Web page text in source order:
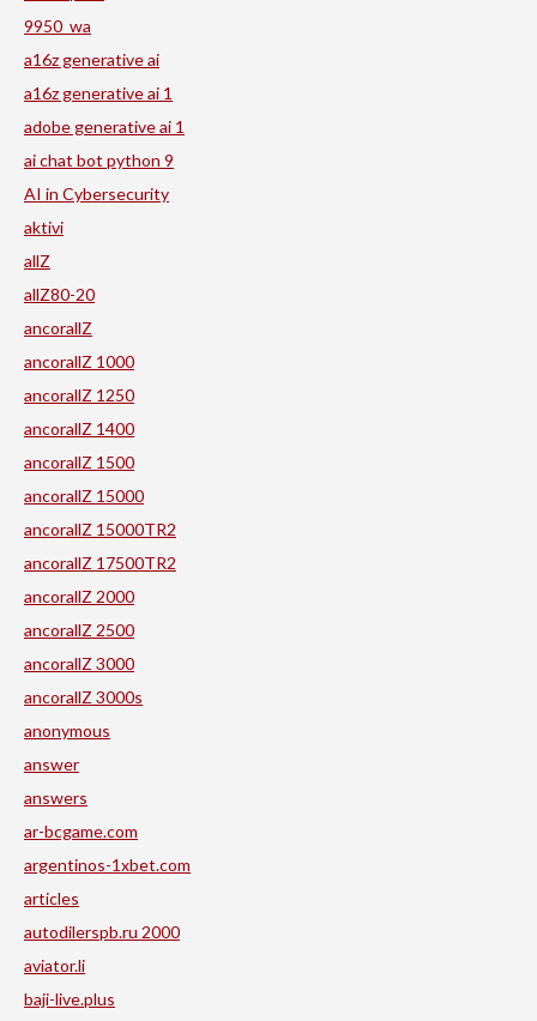
9950_wa
a16z generative ai
a16z generative ai 1
adobe generative ai 1
ai chat bot python 9
AI in Cybersecurity
aktivi
allZ
allZ80-20
ancorallZ
ancorallZ 1000
ancorallZ 1250
ancorallZ 1400
ancorallZ 1500
ancorallZ 15000
ancorallZ 15000TR2
ancorallZ 17500TR2
ancorallZ 2000
ancorallZ 2500
ancorallZ 3000
ancorallZ 3000s
anonymous
answer
answers
ar-bcgame.com
argentinos-1xbet.com
articles
autodilerspb.ru 2000
aviator.li
baji-live.plus